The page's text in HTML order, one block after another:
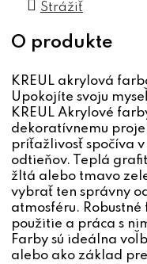
Strážiť
KREUL akrylová
Upokojíte svoju
KREUL Akrylové
dekoratívnemu
príťažlivosť spočíva
odtieňov. Teplá
žltá alebo tmavo
vybrať ten správny
atmosféru.
použitie a práca s
Farby sú ideálna
alebo ako základ